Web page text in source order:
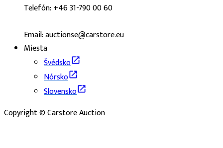
Telefón: +46 31-790 00 60
Email: auctionse@carstore.eu
Miesta
Švédsko
Nórsko
Slovensko
Copyright © Carstore Auction